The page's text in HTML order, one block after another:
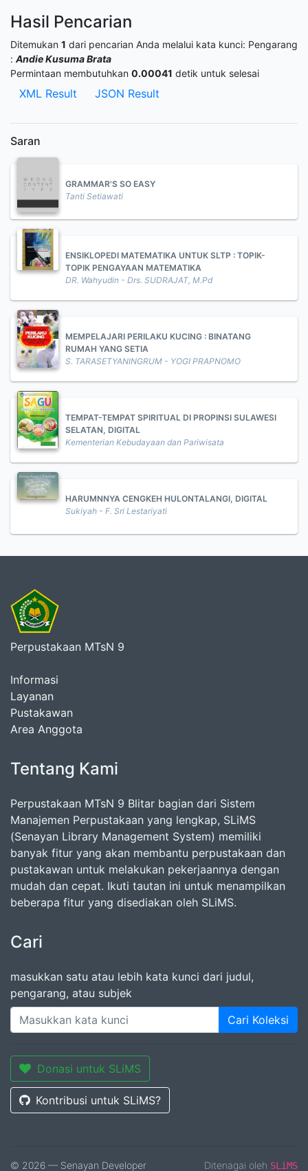
Hasil Pencarian
Ditemukan 1 dari pencarian Anda melalui kata kunci: Pengarang
: Andie Kusuma Brata
Permintaan membutuhkan 0.00041 detik untuk selesai
XML Result JSON Result
Saran
GRAMMAR'S SO EASY
Tanti Setiawati
ENSIKLOPEDI MATEMATIKA UNTUK SLTP : TOPIK-
TOPIK PENGAYAAN MATEMATIKA
DR. Wahyudin - Drs. SUDRAJAT, M.Pd
MEMPELAJARI PERILAKU KUCING : BINATANG
RUMAH YANG SETIA
S. TARASETYANINGRUM - YOGI PRAPNOMO
TEMPAT-TEMPAT SPIRITUAL DI PROPINSI SULAWESI
SELATAN, DIGITAL
Kementerian Kebudayaan dan Pariwisata
HARUMNNYA CENGKEH HULONTALANGI, DIGITAL
Sukiyah - F. Sri Lestariyati
Perpustakaan MTsN 9
Informasi
Layanan
Pustakawan
Area Anggota
Tentang Kami
Perpustakaan MTsN 9 Blitar bagian dari Sistem
Manajemen Perpustakaan yang lengkap, SLiMS
(Senayan Library Management System) memiliki
banyak fitur yang akan membantu perpustakaan dan
pustakawan untuk melakukan pekerjaannya dengan
mudah dan cepat. Ikuti tautan ini untuk menampilkan
beberapa fitur yang disediakan oleh SLiMS.
Cari
masukkan satu atau lebih kata kunci dari judul,
pengarang, atau subjek
Cari Koleksi
Donasi untuk SLiMS
Kontribusi untuk SLiMS?
© 2026 — Senayan Developer Ditenagai oleh SLiMS